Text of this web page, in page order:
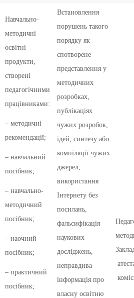
Навчально-
методичні
освітні
продукти,
створені
педагогічними
працівниками:
– методичні
рекомендації;
– навчальний
посібник;
– навчально-
методичний
посібник;
– наочний
посібник;
– практичний
посібник;
Встановлення
порушень такого
порядку як
спотворене
представлення у
методичних
розробках,
публікаціях
чужих розробок,
ідей, синтезу або
компіляції чужих
джерел,
використання
Інтернету без
посилань,
фальсифікація
наукових
досліджень,
неправдива
інформація про
власну освітню